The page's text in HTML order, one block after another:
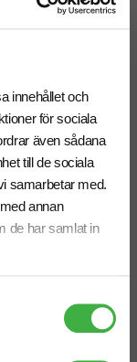
innehållet och
för sociala
även sådana
till de sociala
samarbetar med.
annan
de har samlat in
Impact